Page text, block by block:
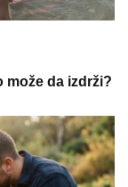
može da izdrži?